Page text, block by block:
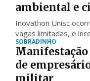
ambiental e
Inovathon Unisc
vagas limitadas, e
pensarem projetos
SOBRADINHO
Manifestação
de
militar